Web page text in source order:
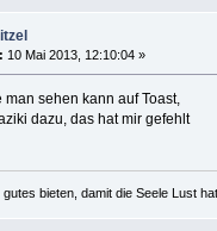
10 Mai 2013, 12:10:04 »
man sehen kann auf Toast,
dazu, das hat mir gefehlt
bieten, damit die Seele Lust